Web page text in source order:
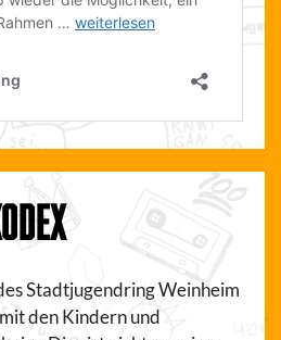
Stadtjugendring Weinheim
den Kindern und